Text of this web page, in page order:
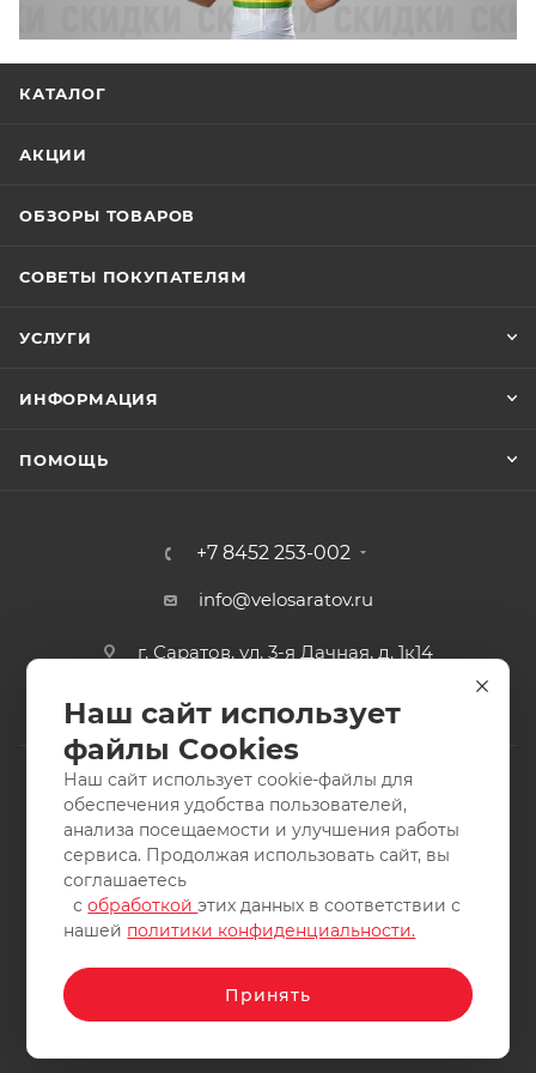
КАТАЛОГ
АКЦИИ
ОБЗОРЫ ТОВАРОВ
СОВЕТЫ ПОКУПАТЕЛЯМ
УСЛУГИ
ИНФОРМАЦИЯ
ПОМОЩЬ
+7 8452 253-002
info@velosaratov.ru
г. Саратов, ул. 3-я Дачная, д. 1к14
2011-2026 © интернет-магазин спортивных товаров
ВелоСаратов. Не является публичной офертой. Все права
защищены. Заимствование материалов и фотографий
запрещено.
Наш сайт использует
файлы Cookies
Наш сайт использует cookie-файлы для
обеспечения удобства пользователей,
анализа посещаемости и улучшения работы
сервиса. Продолжая использовать сайт, вы
соглашаетесь
собработкойэтих данных в соответствии с
нашей политики конфиденциальности.
Принять